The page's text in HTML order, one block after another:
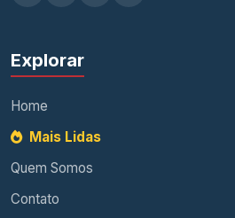
Explorar
Home
Mais Lidas
Quem Somos
Contato